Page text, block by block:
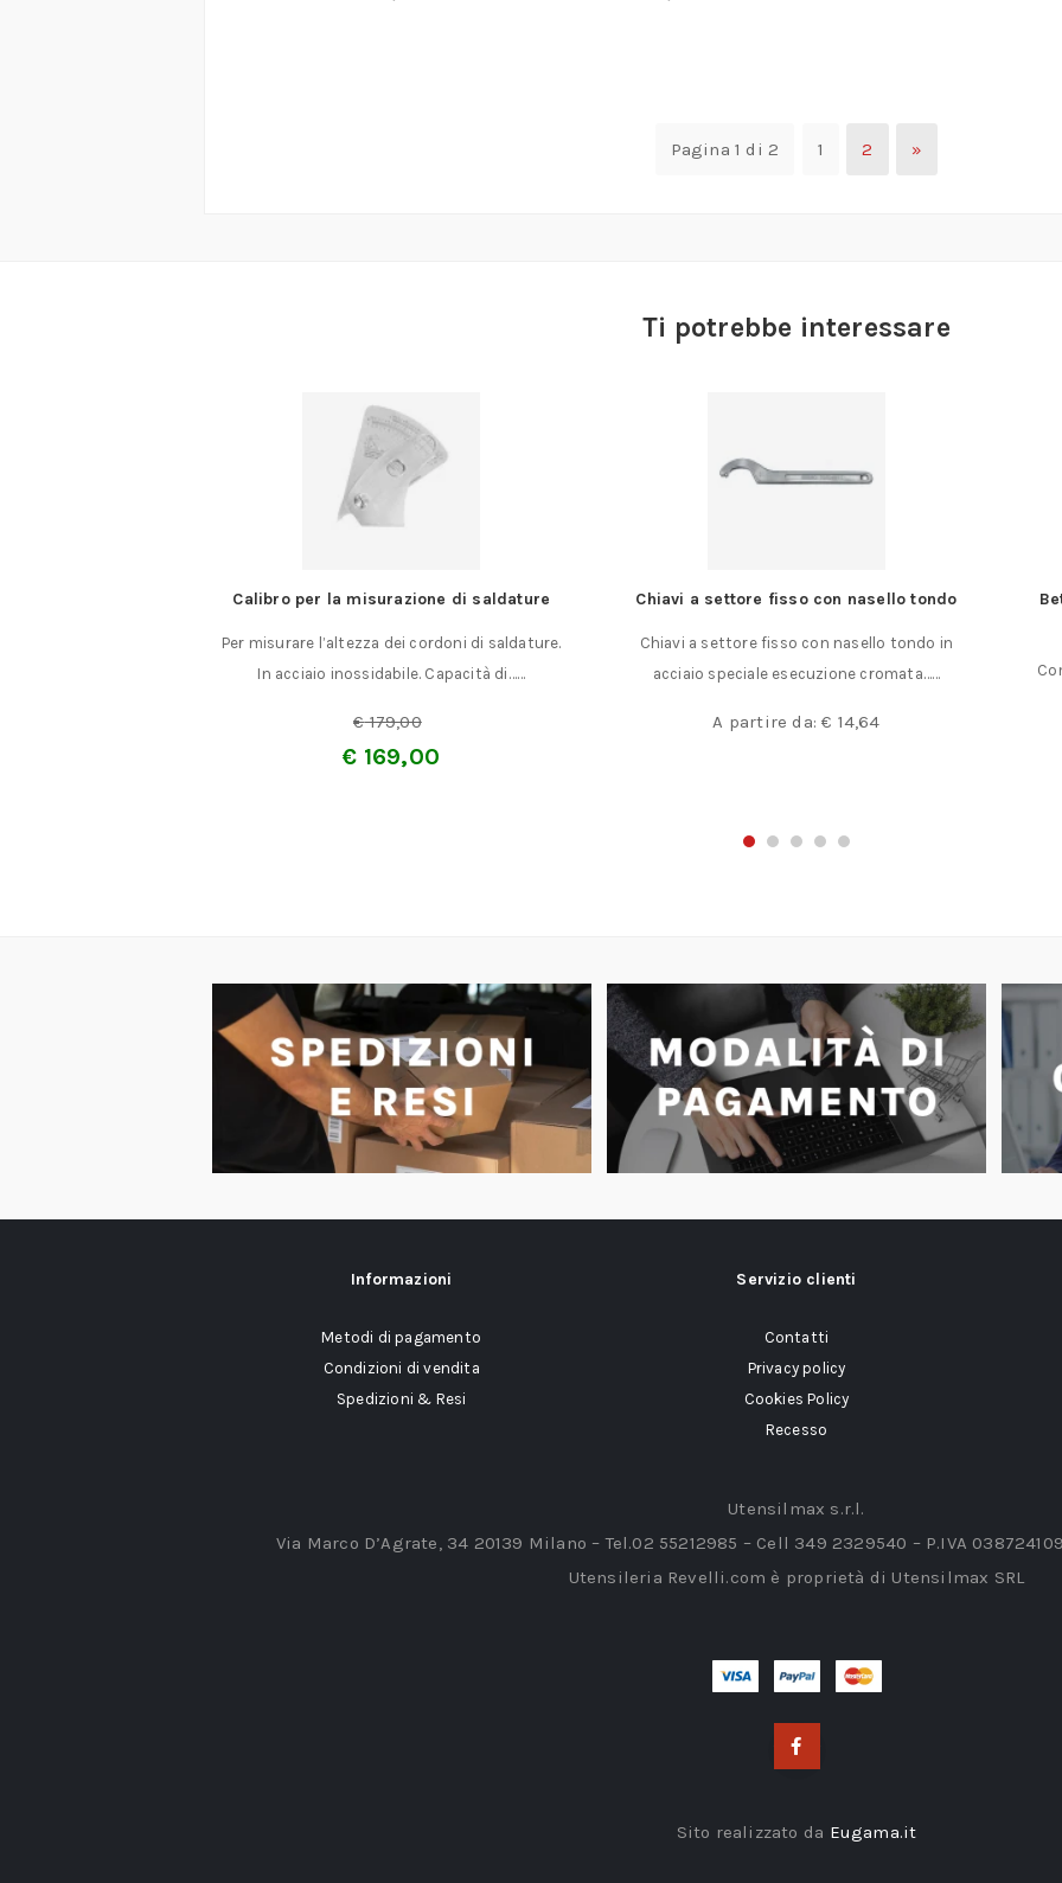
Pagina 1 di 2 1 2 »
Ti potrebbe interessare
dei cordoni di saldature.
Chiavi a settore fisso con nasello tondo
Chiavi a settore fisso con nasello tondo in
acciaio speciale esecuzione cromata……
A partire da:
Beta “32AU” – Bulini automatici a corpo
Compreso in (Link Utili): Beta “31/B6N” – Serie
Informazioni
Metodi di pagamento
Condizioni di vendita
Spedizioni & Resi
Servizio clienti
Contatti
Privacy policy
Cookies Policy
Recesso
Utensilmax s.r.l.
Via Marco D’Agrate, 34 20139 Milano – Tel.02 55212985 – Cell 349 2329540 – P.IVA
Utensileria Revelli.com è proprietà di Utensilmax SRL
Sito realizzato da Eugama.it